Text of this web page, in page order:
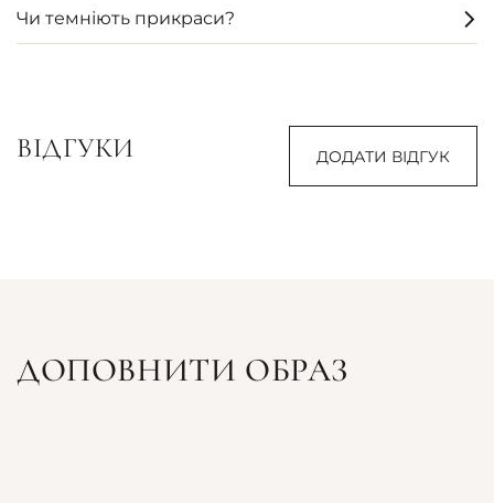
Чи темніють прикраси?
ВІДГУКИ ДОДАТИ ВІДГУК
ДОПОВНИТИ ОБРАЗ